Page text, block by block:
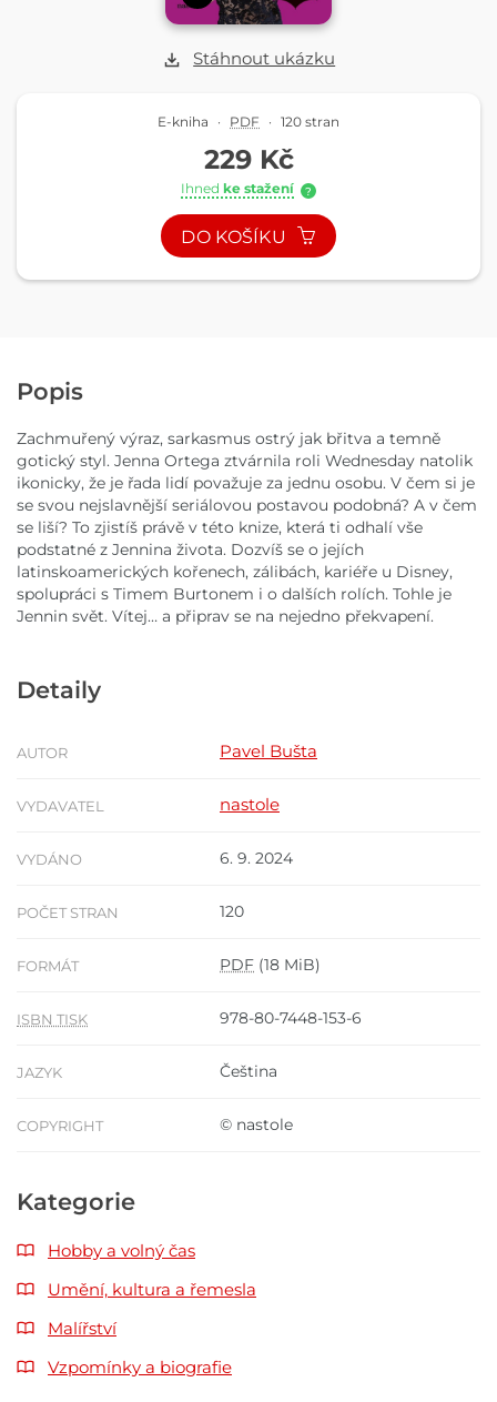
Stáhnout ukázku
E-kniha · PDF · 120 stran
229 Kč
Ihned ke stažení ?
DO KOŠÍKU
Popis
Zachmuřený výraz, sarkasmus ostrý jak břitva a temně
gotický styl. Jenna Ortega ztvárnila roli Wednesday natolik
ikonicky, že je řada lidí považuje za jednu osobu. V čem si je
se svou nejslavnější seriálovou postavou podobná? A v čem
se liší? To zjistíš právě v této knize, která ti odhalí vše
podstatné z Jennina života. Dozvíš se o jejích
latinskoamerických kořenech, zálibách, kariéře u Disney,
spolupráci s Timem Burtonem i o dalších rolích. Tohle je
Jennin svět. Vítej… a připrav se na nejedno překvapení.
Detaily
AUTOR Pavel Bušta
VYDAVATEL nastole
VYDÁNO 6. 9. 2024
POČET STRAN 120
FORMÁT PDF (18 MiB)
ISBN TISK 978-80-7448-153-6
JAZYK Čeština
COPYRIGHT © nastole
Kategorie
Hobby a volný čas
Umění, kultura a řemesla
Malířství
Vzpomínky a biografie